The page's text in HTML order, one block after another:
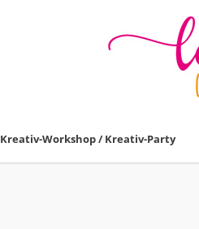
Kreativ-Workshop / Kreativ-Party